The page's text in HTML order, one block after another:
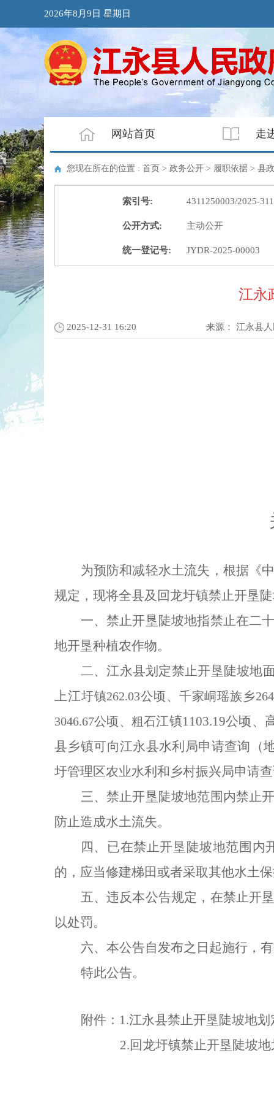
2026年8月9日 星期日
网站首页 走
您现在所在的位置 : 首页 > 政务公开 > 履职依据 > 县
索引号: 4311250003/2025-
公开方式: 主动公开
统一登记号: JYDR-2025-00003
江永
2025-12-31 16:20 来源： 江永县
为预防和减轻水土流失，根据《
规定，现将全县及回龙圩镇禁止开垦
一、禁止开垦陡坡地指禁止在二
地开垦种植农作物。
二、江永县划定禁止开垦陡坡地
上江圩镇262.03公顷、千家峒瑶族乡
3046.67公顷、粗石江镇1103.19公顷、
县乡镇可向江永县水利局申请查询（
圩管理区农业水利和乡村振兴局申请
三、禁止开垦陡坡地范围内禁止
防止造成水土流失。
四、已在禁止开垦陡坡地范围内
的，应当修建梯田或者采取其他水土
五、违反本公告规定，在禁止开
以处罚。
六、本公告自发布之日起施行，
特此公告。
附件： 1.江永县禁止开垦陡坡地
2.回龙圩镇禁止开垦陡坡